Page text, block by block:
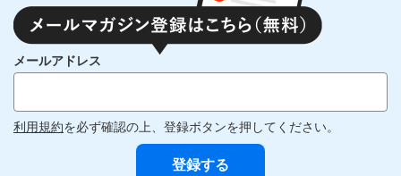
メールアドレス
利用規約を必ず確認の上、登録ボタンを押してください。